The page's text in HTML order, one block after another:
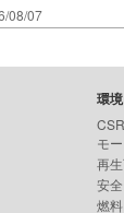
08/07
環
CSR
モ
再
安全
燃料